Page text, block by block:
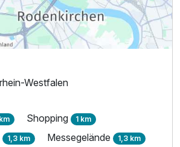
A
Westfalen
Shopping 1 km
1,3 km Messegelände 1,3 km